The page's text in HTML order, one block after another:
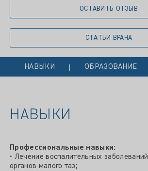
ОСТАВИТЬ ОТЗЫВ
СТАТЬИ ВРАЧА
НАВЫКИ ОБРАЗОВАНИЕ
НАВЫКИ
Профессиональные навыки:
• Лечение воспалительных заболеваний
органов малого таз;